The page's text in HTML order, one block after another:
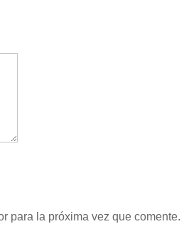
para la próxima vez que comente.